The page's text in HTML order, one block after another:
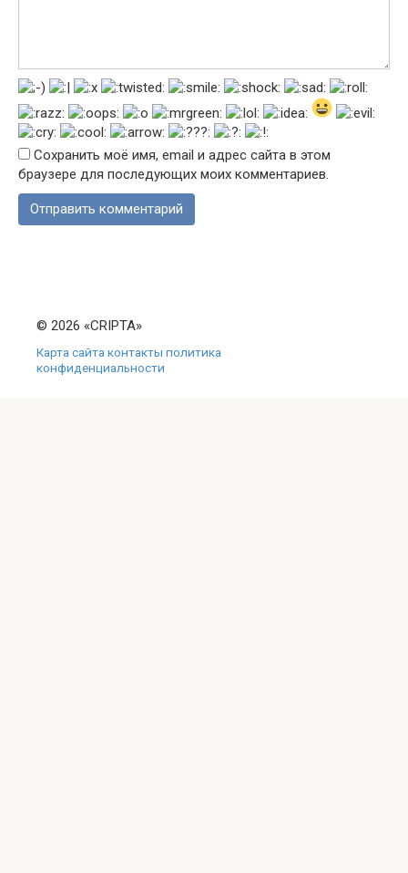
Сохранить моё имя, email и адрес сайта в этом
браузере для последующих моих комментариев.
© 2026 «CRIPTA»
Карта сайтаконтакты политика
конфиденциальности